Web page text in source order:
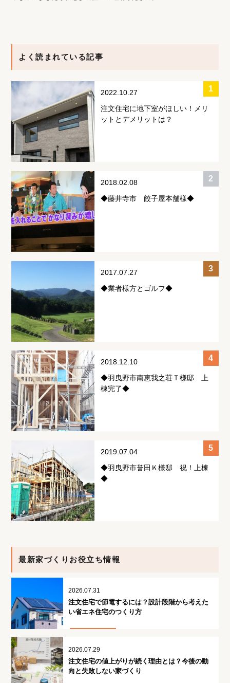
よく読まれている記事
2022.10.27
注文住宅に地下室がほしい！メリ
ットとデメリットは？
2018.02.08
◆藤井寺市 餃子屋本舗様◆
2017.07.27
◆業者様方とゴルフ◆
2018.12.10
◆羽曳野市南恵我之荘Ｔ様邸 上
棟完了◆
2019.07.04
◆羽曳野市誉田Ｋ様邸 祝！上棟
◆
最新家づくりお役立ち情報
2026.07.31
注文住宅で節電するには？設計段階から考えた
い省エネ住宅のつくり方
2026.07.29
注文住宅の値上がりが続く理由とは？今後の動
向と失敗しない家づくり